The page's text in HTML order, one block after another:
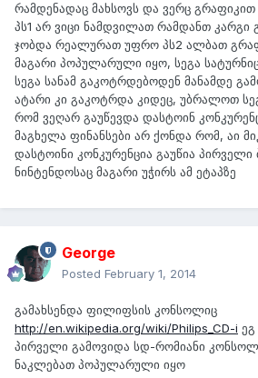
რამდენადაც მახსოვს და ვერც
პს1 არ ვიცი ნამდვილათ რამდანთ კარგი
ჯობდა რეალურათ უფრო პს2 ალბათ
მაგარი პოპულარული იყო, სეგა
სეგა სანამ გაკოტრდებოდენ მანამდე
ატარი კი გაკოტრდა კიდეც, უბრალოთ
რომ ვეღარ გაუწევდა დასტოინ
მაგხელა ფინანსები არ ქონდა რომ, აი
დასტოინი კონკურენცია გაუწია
ნინტენდოსაც მაგარი უჭირს ამ ეტაპზე
George
Posted February 1, 2014
გამახსენდა ფილიფსის კონსოლიც
http://en.wikipedia.org/wiki/Philips_CD-i
პირველი გამოვიდა სდ-რომიანი
ნაკლებათ პოპულარული იყო